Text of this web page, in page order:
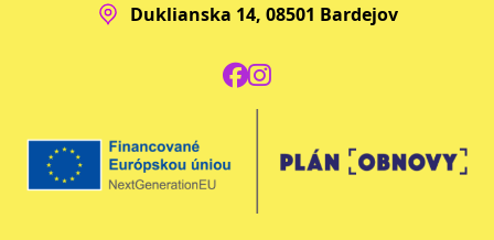
Duklianska 14, 08501 Bardejov